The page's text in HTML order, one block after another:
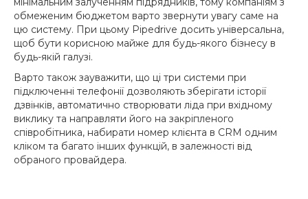
обмеженим бюджетом варто звернути увагу саме на
цю систему. При цьому Pipedrive досить універсальна,
щоб бути корисною майже для будь-якого бізнесу в
будь-якій галузі.
Варто також зауважити, що ці три системи при
підключенні телефонії дозволяють зберігати історії
дзвінків, автоматично створювати ліда при вхідному
виклику та направляти його на закріпленого
співробітника, набирати номер клієнта в CRM одним
кліком та багато інших функцій, в залежності від
обраного провайдера.